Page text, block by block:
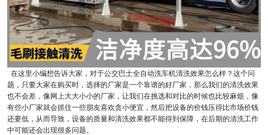
在这里小编想告诉大家，对于公交巴士全自动洗车机清洗效果怎么样？这个问
题，只要大家在购买时，选择的厂家是一个靠谱的好厂家，那么我们的清洗效果
也不会差，像网上大大小小的厂家，让我们在挑选和对比的时候也比较麻烦，像
有些小厂家就会抓住一些朋友喜欢贪小便宜，然后把设备的价钱压得比市场价钱
还要低，从而导致，设备的质量和清洗效果都不能得到保障，在后期的清洗工作
中可能还会出现很多问题。